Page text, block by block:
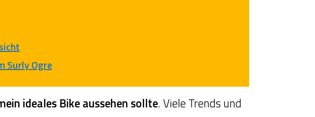
Surly Ogre
ideales Bike aussehen sollte. Viele Trends und